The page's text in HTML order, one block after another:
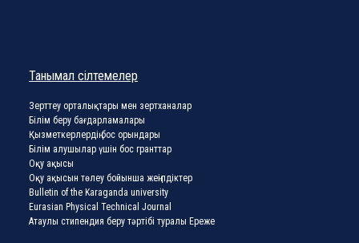
Танымал сілтемелер
Зерттеу орталықтары мен зертханалар
Білім беру бағдарламалары
Қызметкерлердің бос орындары
Білім алушылар үшін бос гранттар
Оқу ақысы
Оқу ақысын төлеу бойынша жеңілдіктер
Bulletin of the Karaganda university
Eurasian Physical Technical Journal
Атаулы стипендия беру тәртібі туралы Ереже